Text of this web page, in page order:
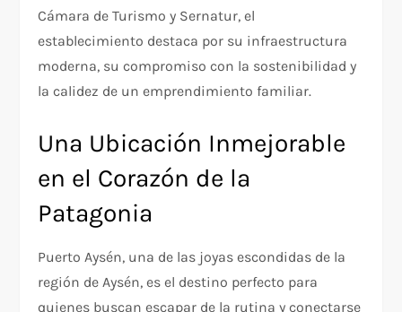
Cámara de Turismo y Sernatur, el
establecimiento destaca por su infraestructura
moderna, su compromiso con la sostenibilidad y
la calidez de un emprendimiento familiar.
Una Ubicación Inmejorable
en el Corazón de la
Patagonia
Puerto Aysén, una de las joyas escondidas de la
región de Aysén, es el destino perfecto para
quienes buscan escapar de la rutina y conectarse